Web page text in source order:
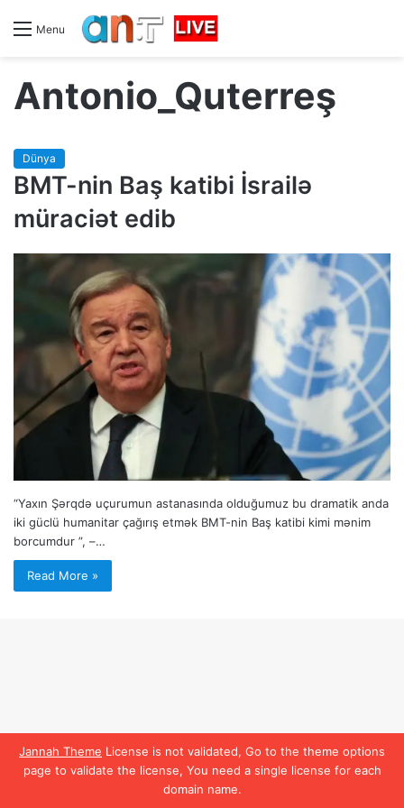
Jannah Theme License is not validated, Go to the theme options
page to validate the license, You need a single license for each
domain name.
Menu
Antonio_Quterreş
Dünya
BMT-nin Baş katibi İsrailə
müraciət edib
“Yaxın Şərqdə uçurumun astanasında olduğumuz bu dramatik anda
iki güclü humanitar çağırış etmək BMT-nin Baş katibi kimi mənim
borcumdur ”, –…
Read More »